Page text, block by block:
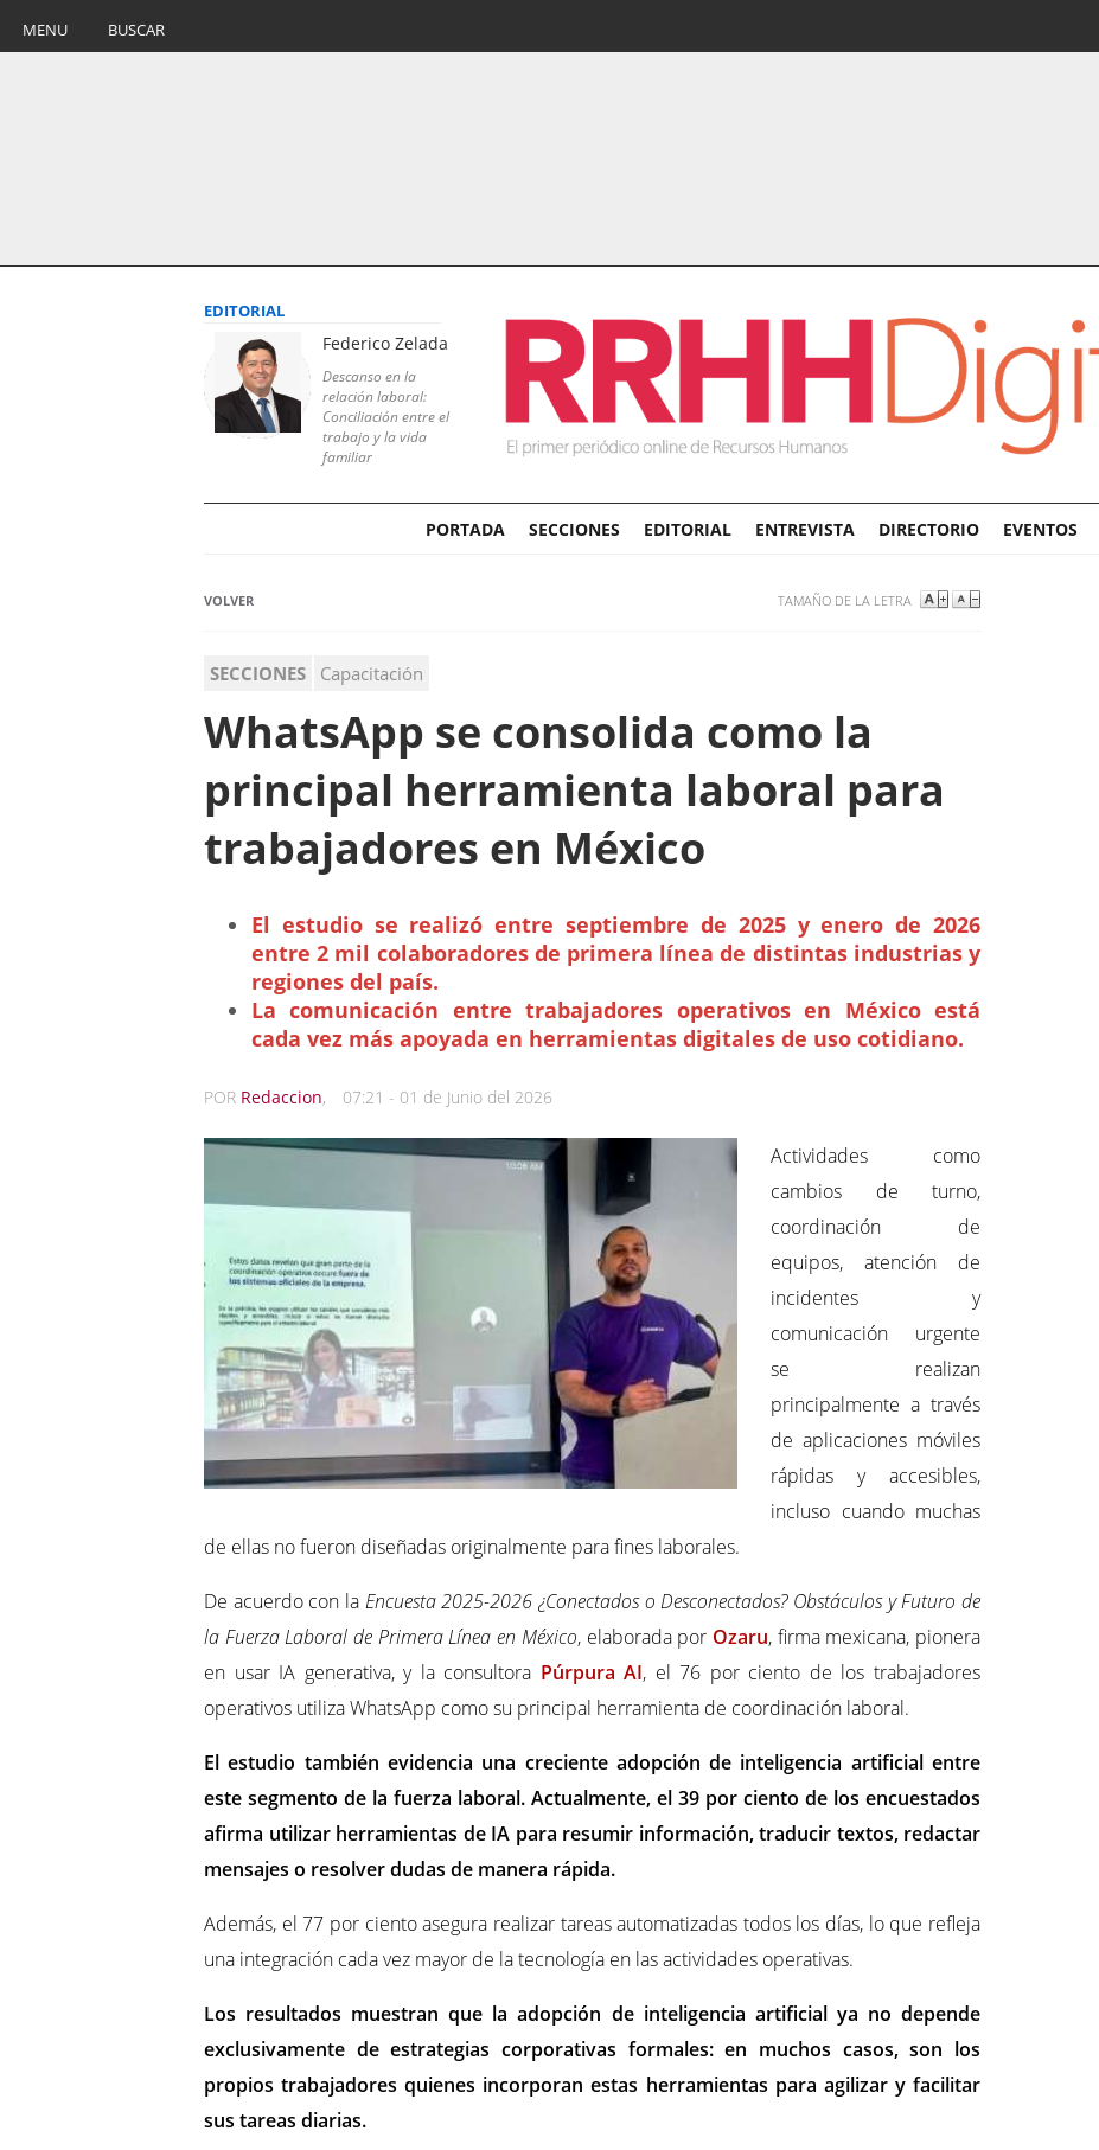
MENU BUSCAR
EDITORIAL
Federico Zelada
Descanso en la
relación laboral:
Conciliación entre el
trabajo y la vida
familiar
PORTADA SECCIONES EDITORIAL ENTREVISTA DIRECTORIO EVENTOS
VOLVER TAMAÑO DE LA LETRA
SECCIONES Capacitación
WhatsApp se consolida como la
principal herramienta laboral para
trabajadores en México
El estudio se realizó entre septiembre de 2025 y enero de 2026
entre 2 mil colaboradores de primera línea de distintas industrias y
regiones del país.
La comunicación entre trabajadores operativos en México está
cada vez más apoyada en herramientas digitales de uso cotidiano.
POR Redaccion, 07:21 - 01 de Junio del 2026
Actividades como
cambios de turno,
coordinación de
equipos, atención de
incidentes y
comunicación urgente
se realizan
principalmente a través
de aplicaciones móviles
rápidas y accesibles,
incluso cuando muchas
de ellas no fueron diseñadas originalmente para fines laborales.
De acuerdo con la Encuesta 2025-2026 ¿Conectados o Desconectados? Obstáculos y Futuro de
la Fuerza Laboral de Primera Línea en México, elaborada por Ozaru, firma mexicana, pionera
en usar IA generativa, y la consultora Púrpura AI, el 76 por ciento de los trabajadores
operativos utiliza WhatsApp como su principal herramienta de coordinación laboral.
El estudio también evidencia una creciente adopción de inteligencia artificial entre
este segmento de la fuerza laboral. Actualmente, el 39 por ciento de los encuestados
afirma utilizar herramientas de IA para resumir información, traducir textos, redactar
mensajes o resolver dudas de manera rápida.
Además, el 77 por ciento asegura realizar tareas automatizadas todos los días, lo que refleja
una integración cada vez mayor de la tecnología en las actividades operativas.
Los resultados muestran que la adopción de inteligencia artificial ya no depende
exclusivamente de estrategias corporativas formales: en muchos casos, son los
propios trabajadores quienes incorporan estas herramientas para agilizar y facilitar
sus tareas diarias.